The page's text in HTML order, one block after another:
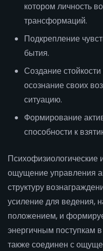
котором личность
трансформаций.
Подкрепление
бытия.
Создание
осознание своих
ситуацию.
Формирование
способности к
Психофизиологические
ощущение управления
структуру
усиление для ведения,
положением, и
энергичным поступкам
также соединен с